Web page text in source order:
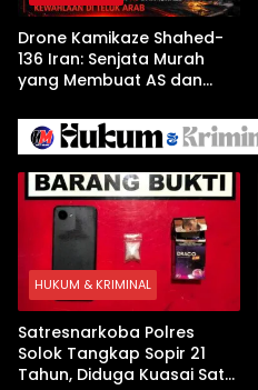
Drone Kamikaze Shahed-
136 Iran: Senjata Murah
yang Membuat AS dan
Arab
HUKUM & KRIMINAL
Satresnarkoba Polres
Solok Tangkap Sopir 21
Tahun, Diduga Kuasai Satu